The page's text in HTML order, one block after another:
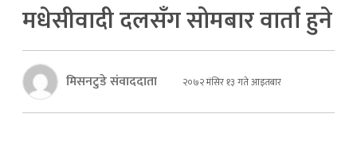
मधेसीवादी दलसँग सोमबार वार्ता हुने
मिसनटुडे संवाददाता २०७२ मंसिर १३ गते आइतबार